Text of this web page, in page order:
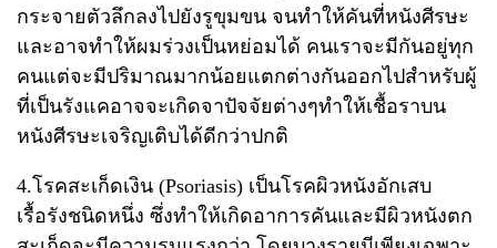
กระจายตัวลึกลงไปยังรูขุมขน จนทำให้คันที่หนังศีรษะ
และอาจทำให้ผมร่วงเป็นหย่อมได้ คนเราจะมีกันอยู่ทุก
คนแต่จะมีปริมาณมากน้อยแตกต่างกันออกไปสำหรับผู้
ที่เป็นรังแคอาจจะเกิดจาปัจจัยต่างๆทำให้เชื้อราบน
หนังศีรษะเจริญเติบได้ดีกว่าปกติ
4.โรคสะเก็ดเงิน (Psoriasis) เป็นโรคผิวหนังอักเสบ
เรื้อรังชนิดหนึ่ง ซึ่งทำให้เกิดอาการคันและมีผิวหนังตก